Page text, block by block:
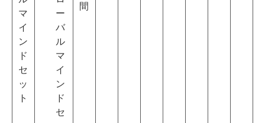
マ
イ
ン
ド
セ
ッ
ト
ー
バ
ル
マ
イ
ン
ド
セ
間